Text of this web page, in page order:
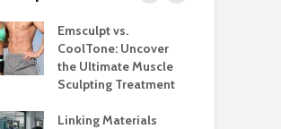
Emsculpt vs.
CoolTone: Uncover
the Ultimate Muscle
Sculpting Treatment
Linking Materials